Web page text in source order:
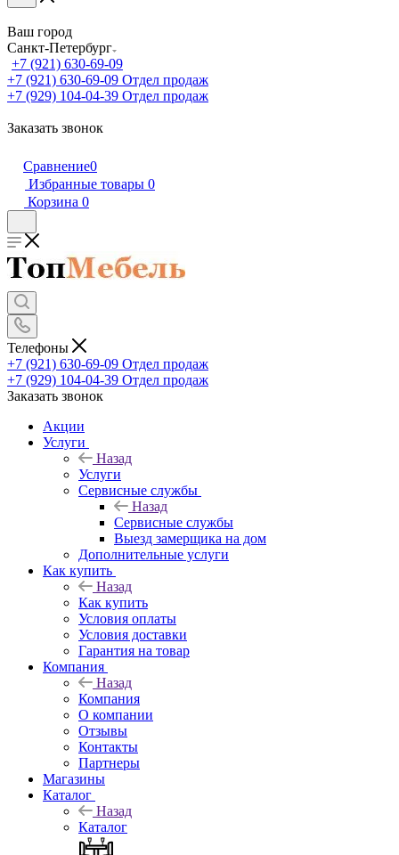
Ваш город
Санкт-Петербург
+7 (921) 630-69-09
+7 (921) 630-69-09 Отдел продаж
+7 (929) 104-04-39 Отдел продаж
Заказать звонок
Сравнение0
Избранные товары 0
Корзина 0
Телефоны
+7 (921) 630-69-09 Отдел продаж
+7 (929) 104-04-39 Отдел продаж
Заказать звонок
Акции
Услуги
Назад
Услуги
Сервисные службы
Назад
Сервисные службы
Выезд замерщика на дом
Дополнительные услуги
Как купить
Назад
Как купить
Условия оплаты
Условия доставки
Гарантия на товар
Компания
Назад
Компания
О компании
Отзывы
Контакты
Партнеры
Магазины
Каталог
Назад
Каталог